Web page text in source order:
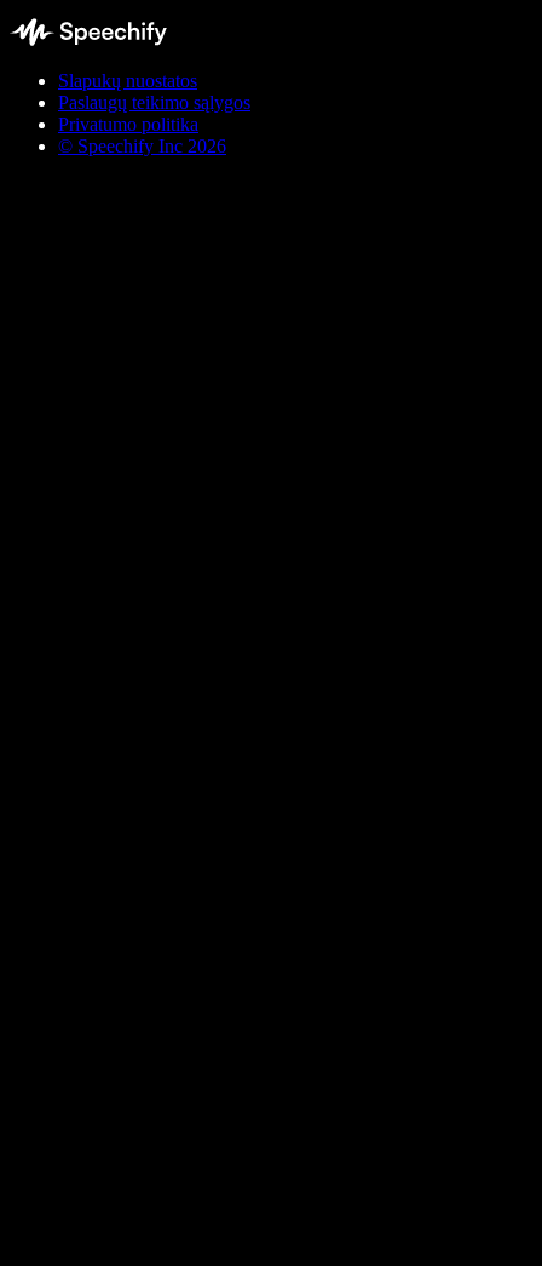
Slapukų nuostatos
Paslaugų teikimo sąlygos
Privatumo politika
© Speechify Inc 2026